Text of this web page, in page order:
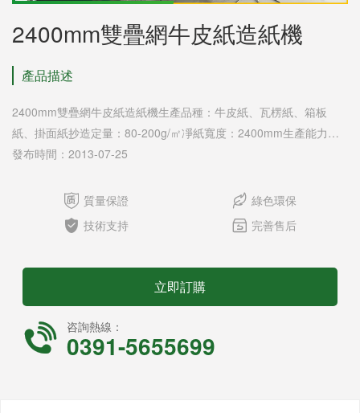
2400mm雙疊網牛皮紙造紙機
產品描述
2400mm雙疊網牛皮紙造紙機生產品種：牛皮紙、瓦楞紙、箱板
紙、掛面紙抄造定量：80-200g/㎡凈紙寬度：2400mm生產能力：
20-30T/D設計車速：120m/min工作車速：60-90m/min排列方式：
構組成：底網：網案長13500mm面網：網案長5000mm壓榨部：預
壓1-2道；主壓2-3道烘干部：?1500mm烘缸8-12臺（或者選用大缸
和小缸組合使用）壓光部：三輥壓光機卷紙部：圓桶式卷紙機傳動
發布時間：2013-07-25
 質量保證  綠色環保
 技術支持  完善售后
立即訂購
 咨詢熱線：
0391-5655699